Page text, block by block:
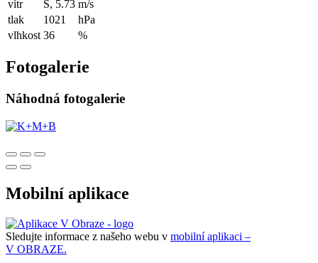
vítr
S, 5.73 m/s
tlak
1021
hPa
vlhkost 36 %
Fotogalerie
Náhodná fotogalerie
Mobilní aplikace
Sledujte informace z našeho webu v mobilní aplikaci –
V OBRAZE.